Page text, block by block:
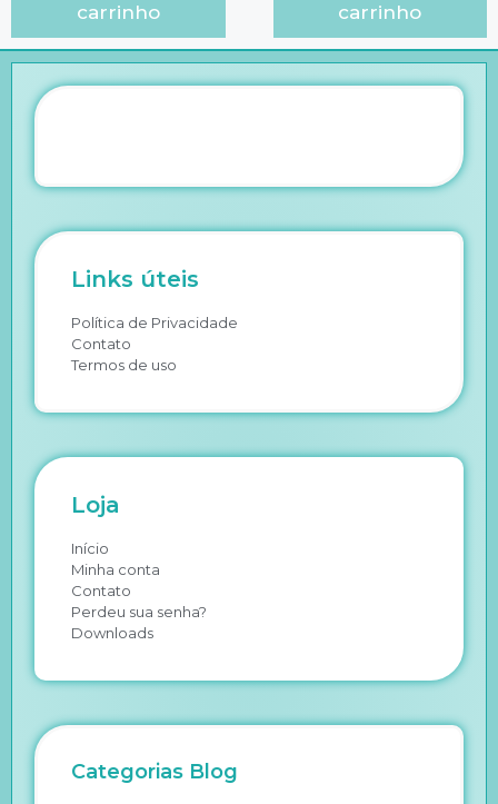
carrinho
carrinho
Links úteis
Política de Privacidade
Contato
Termos de uso
Loja
Início
Minha conta
Contato
Perdeu sua senha?
Downloads
Categorias Blog